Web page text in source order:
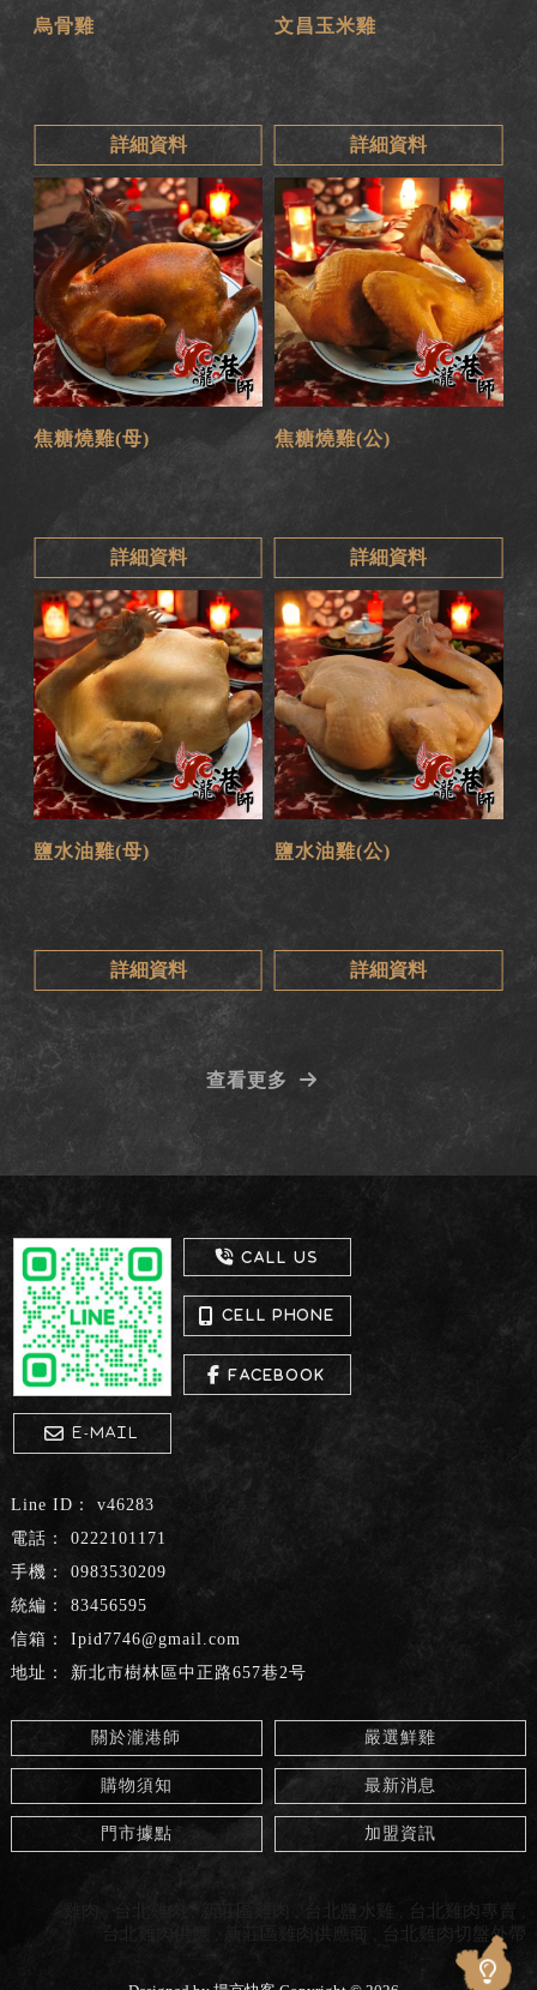
烏骨雞
詳細資料
文昌玉米雞
詳細資料
焦糖燒雞(母)
詳細資料
焦糖燒雞(公)
詳細資料
鹽水油雞(母)
詳細資料
鹽水油雞(公)
詳細資料
查看更多
v46283
0222101171
0983530209
83456595
Ipid7746@gmail.com
新北市樹林區中正路657巷2号
關於瀧港師 嚴選鮮雞
購物須知 最新消息
門市據點 加盟資訊
台北鹽水雞
台北雞肉專賣
台北雞肉切盤外帶